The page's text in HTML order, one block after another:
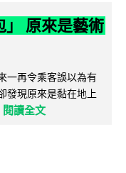
」 原來是藝術
一再令乘客誤以為有
發現原來是黏在地上
閱讀全文